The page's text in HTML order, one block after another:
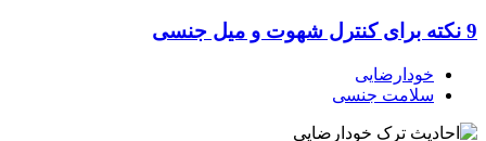
9 نکته برای کنترل شهوت و میل جنسی
خودارضایی
سلامت جنسی